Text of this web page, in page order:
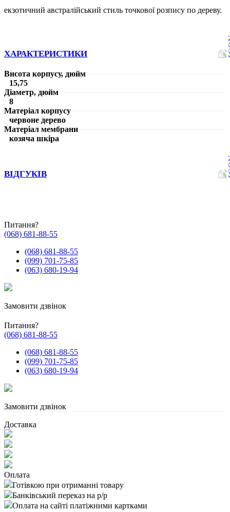
екзотичний австралійський стиль точкової розпису по дереву.
ХАРАКТЕРИСТИКИ
Висота корпусу, дюйм
15,75
Діаметр, дюйм
8
Матеріал корпусу
червоне дерево
Матеріал мембрани
козяча шкіра
ВІДГУКІВ
Питання?
(068) 681-88-55
(068) 681-88-55
(099) 701-75-85
(063) 680-19-94
Замовити дзвінок
Питання?
(068) 681-88-55
(068) 681-88-55
(099) 701-75-85
(063) 680-19-94
Замовити дзвінок
Доставка
Оплата
Готівкою при отриманні товару
Банківський переказ на р/р
Оплата на сайті платіжними картками